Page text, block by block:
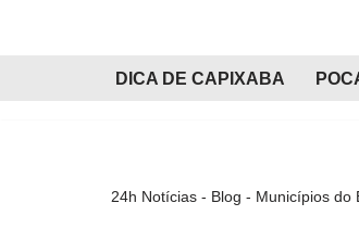
DICA DE CAPIXABA
24h Notícias - Blog - Municípios do